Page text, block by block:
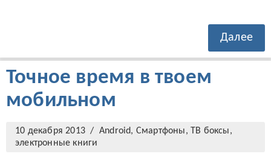
Далее
Точное время в твоем
мобильном
10 декабря 2013 / Android, Смартфоны, ТВ боксы,
электронные книги